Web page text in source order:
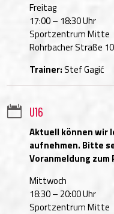
Freitag
17:00 – 18:30 Uhr
Sportzentrum Mitte
Rohrbacher Straße
Trainer:Stef Gagić
 U16
Aktuell können wir
aufnehmen. Bitte
Voranmeldung
Mittwoch
18:30 – 20:00 Uhr
Sportzentrum Mitte